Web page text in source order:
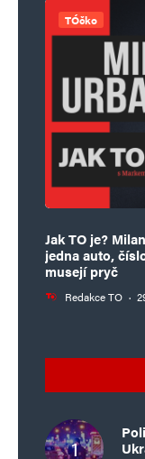
TÓčko
Jak TO je?
jedna auto,
musejí pryč
Redakce TO ·